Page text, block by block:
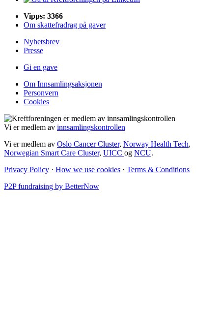
Vipps: 3366
Om skattefradrag på gaver
Nyhetsbrev
Presse
Gi en gave
Om Innsamlingsaksjonen
Personvern
Cookies
Vi er medlem av innsamlingskontrollen
Vi er medlem av Oslo Cancer Cluster, Norway Health Tech,
Norwegian Smart Care Cluster, UICC og NCU.
Privacy Policy · How we use cookies · Terms & Conditions
P2P fundraising by BetterNow